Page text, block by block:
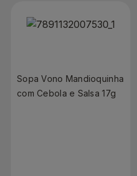
Sopa Vono Mandioquinha
com Cebola e Salsa 17g